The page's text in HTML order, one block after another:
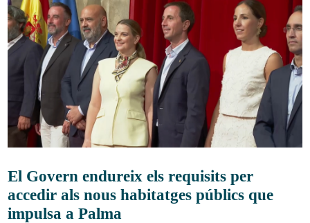
El Govern endureix els requisits per
accedir als nous habitatges públics que
impulsa a Palma